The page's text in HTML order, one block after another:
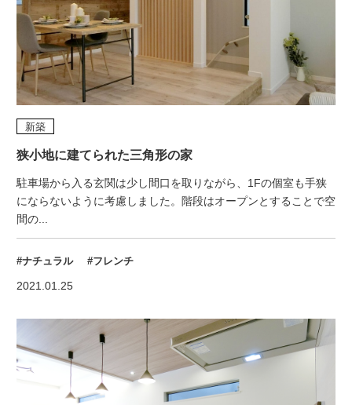
狭小地に建てられた三角形の家
駐車場から入る玄関は少し間口を取りながら、1Fの個室も手狭
にならないように考慮しました。階段はオープンとすることで空
間の...
新築
#ナチュラル #フレンチ
2021.01.25